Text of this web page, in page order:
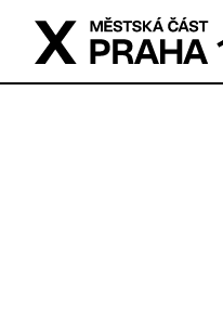
Přejít na hlavní